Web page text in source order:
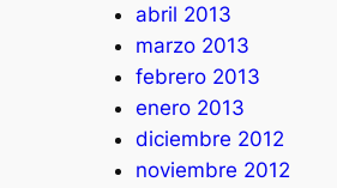
abril 2013
marzo 2013
febrero 2013
enero 2013
diciembre 2012
noviembre 2012